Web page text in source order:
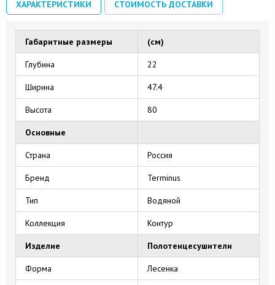
ХАРАКТЕРИСТИКИ СТОИМОСТЬ ДОСТАВКИ
Габаритные размеры (см)
Глубина 22
Ширина 47.4
Высота 80
Основные
Страна Россия
Бренд Terminus
Тип Водяной
Коллекция Контур
Изделие Полотенцесушители
Форма Лесенка